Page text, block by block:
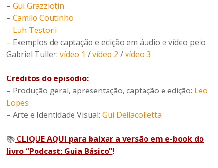
–Gui Grazziotin
–Camilo Coutinho
– Luh Testoni
– Exemplos de captação e edição em áudio e vídeo pelo
Gabriel Tuller:vídeo 1 /vídeo 2 /vídeo 3
Créditos do episódio:
– Produção geral, apresentação, captação e edição: Leo
Lopes
– Arte e Identidade Visual:Gui Dellacolletta
📚 CLIQUE AQUI para baixar a versão em e-book do
livro “Podcast: Guia Básico”!